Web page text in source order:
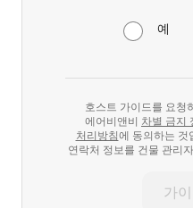
예
호스트 가이드를 요청
에어비앤비 차별 금지
처리방침에 동의하는 것
연락처 정보를 건물 관리
가